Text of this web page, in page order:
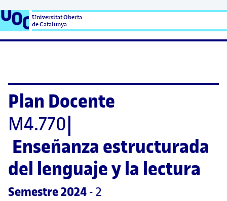
Universitat Oberta
de Catalunya
Plan Docente
M4.770
Enseñanza estructurada
del lenguaje y la lectura
Semestre 2024 - 2